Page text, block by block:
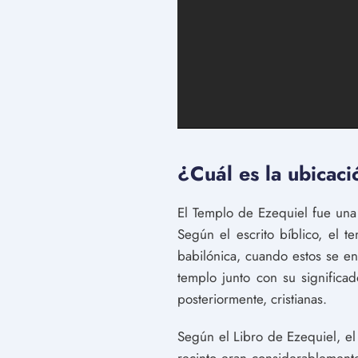
¿Cuál es la
El Templo de Ezequiel fue
Según el escrito bíblico, el
babilónica, cuando estos se
templo junto con su
posteriormente, cristianas.
Según el Libro de Ezequiel,